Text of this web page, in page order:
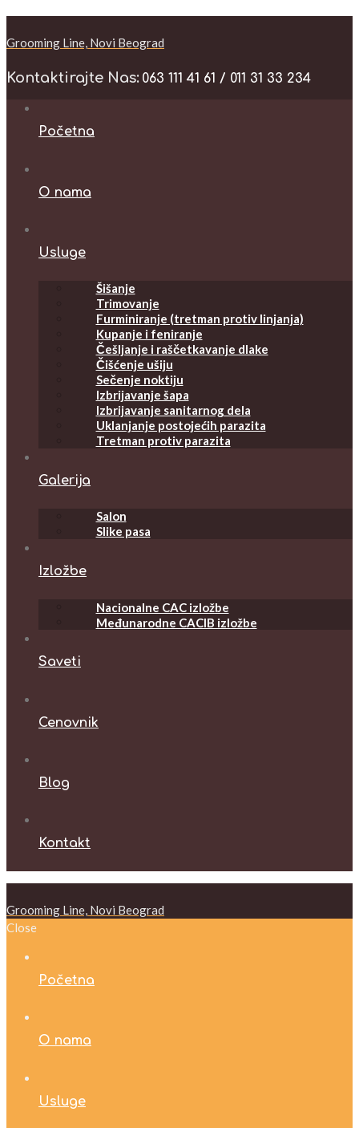
Grooming Line, Novi Beograd
Kontaktirajte Nas: 063 111 41 61 / 011 31 33 234
Početna
O nama
Usluge
Šišanje
Trimovanje
Furminiranje (tretman protiv linjanja)
Kupanje i feniranje
Češljanje i raščetkavanje dlake
Čišćenje ušiju
Sečenje noktiju
Izbrijavanje šapa
Izbrijavanje sanitarnog dela
Uklanjanje postojećih parazita
Tretman protiv parazita
Galerija
Salon
Slike pasa
Izložbe
Nacionalne CAC izložbe
Međunarodne CACIB izložbe
Saveti
Cenovnik
Blog
Kontakt
Grooming Line, Novi Beograd
Close
Početna
O nama
Usluge